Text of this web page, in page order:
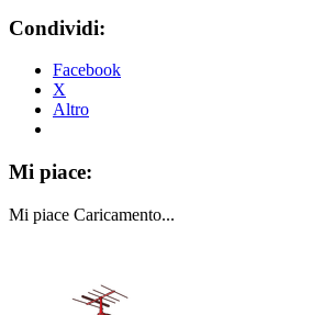
Condividi:
Facebook
X
Altro
Mi piace:
Mi piace Caricamento...